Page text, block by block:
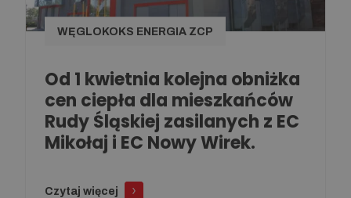
WĘGLOKOKS ENERGIA ZCP
Od 1 kwietnia kolejna obniżka
cen ciepła dla mieszkańców
Rudy Śląskiej zasilanych z EC
Mikołaj i EC Nowy Wirek.
Czytaj więcej